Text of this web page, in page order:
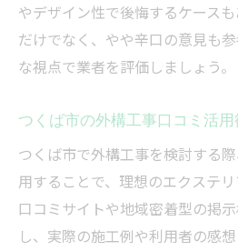
やデザイン性で後悔するケース
だけでなく、やや辛口の意見も
な視点で業者を評価しましょう。
つくば市の外構工事口コミ活用
つくば市で外構工事を検討する
用することで、理想のエクステリ
口コミサイトや地域密着型の掲
し、実際の施工例や利用者の感